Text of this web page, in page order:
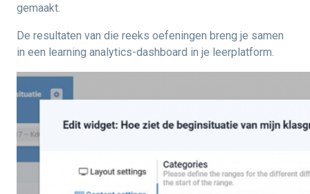
gemaakt.
De resultaten van die reeks oefeningen breng je samen
in een learning analytics-dashboard in je leerplatform.